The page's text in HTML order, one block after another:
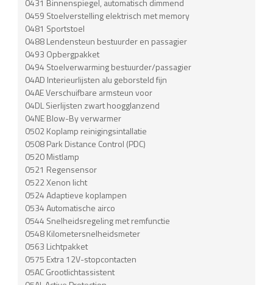
0459 Stoelverstelling elektrisch met memory
0481 Sportstoel
0488 Lendensteun bestuurder en passagier
0493 Opbergpakket
0494 Stoelverwarming bestuurder/passagier
04AD Interieurlijsten alu geborsteld fijn
04AE Verschuifbare armsteun voor
04DL Sierlijsten zwart hoogglanzend
04NE Blow-By verwarmer
0502 Koplamp reinigingsintallatie
0508 Park Distance Control (PDC)
0520 Mistlamp
0521 Regensensor
0522 Xenon licht
0524 Adaptieve koplampen
0534 Automatische airco
0544 Snelheidsregeling met remfunctie
0548 Kilometersnelheidsmeter
0563 Lichtpakket
0575 Extra 12V-stopcontacten
05AC Grootlichtassistent